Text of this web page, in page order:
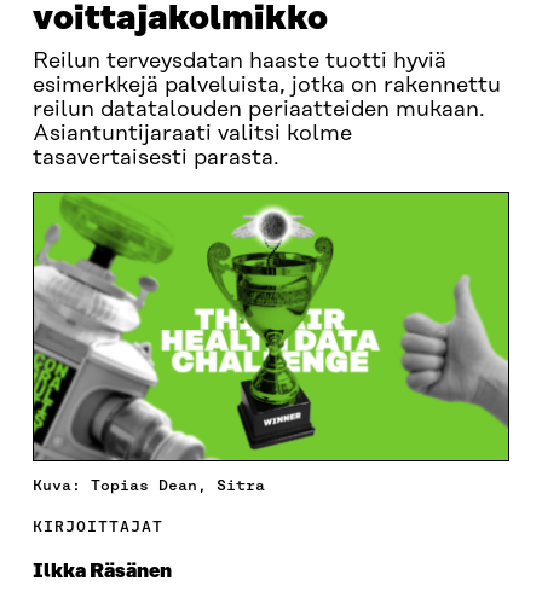
voittajakolmikko
Reilun terveysdatan haaste tuotti hyviä
esimerkkejä palveluista, jotka on rakennettu
reilun datatalouden periaatteiden mukaan.
Asiantuntijaraati valitsi kolme
tasavertaisesti parasta.
Kuva: Topias Dean, Sitra
KIRJOITTAJAT
Ilkka Räsänen